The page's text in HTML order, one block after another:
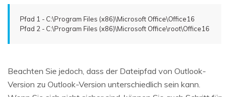
Pfad 1 - C:\Program Files (x86)\Microsoft Office\Office16
Pfad 2 - C:\Program Files (x86)\Microsoft Office\root\Office16
Beachten Sie jedoch, dass der Dateipfad von Outlook-
Version zu Outlook-Version unterschiedlich sein kann.